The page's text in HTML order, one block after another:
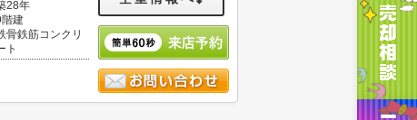
28年
建
骨鉄筋コンクリ
ト